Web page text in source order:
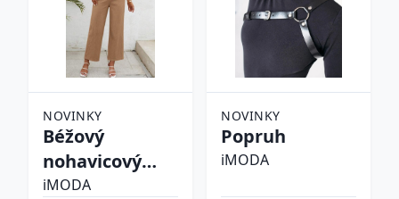
NOVINKY
Béžový
nohavicový
komplet
iMODA
NOVINKY
Popruh
iMODA